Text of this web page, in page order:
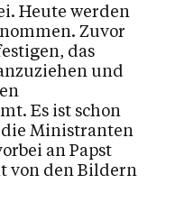
Heute werden
Zuvor
das
und
Es ist schon
die Ministranten
an Papst
von den Bildern